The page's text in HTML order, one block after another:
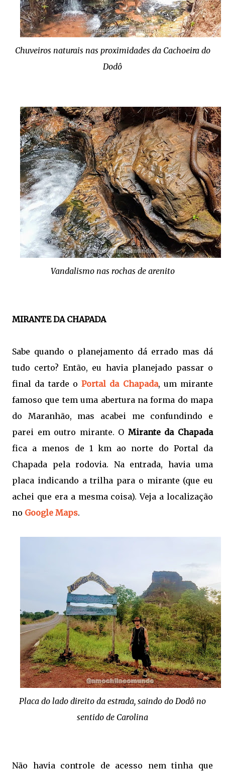
Chuveiros naturais nas proximidades da Cachoeira do
Dodô
Vandalismo nas rochas de arenito
MIRANTE DA CHAPADA
Sabe quando o planejamento dá errado mas dá
tudo certo? Então, eu havia planejado passar o
final da tarde o Portal da Chapada, um mirante
famoso que tem uma abertura na forma do mapa
do Maranhão, mas acabei me confundindo e
parei em outro mirante. O Mirante da Chapada
fica a menos de 1 km ao norte do Portal da
Chapada pela rodovia. Na entrada, havia uma
placa indicando a trilha para o mirante (que eu
achei que era a mesma coisa). Veja a localização
no Google Maps.
Placa do lado direito da estrada, saindo do Dodô no
sentido de Carolina
Não havia controle de acesso nem tinha que